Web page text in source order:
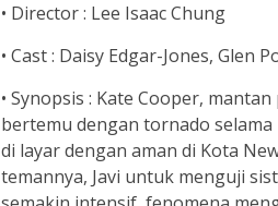
• Director : Lee Isaac Chung
• Cast : Daisy Edgar-Jones, Glen
• Synopsis : Kate Cooper,
bertemu dengan tornado
di layar dengan aman di Kota
temannya, Javi untuk menguji